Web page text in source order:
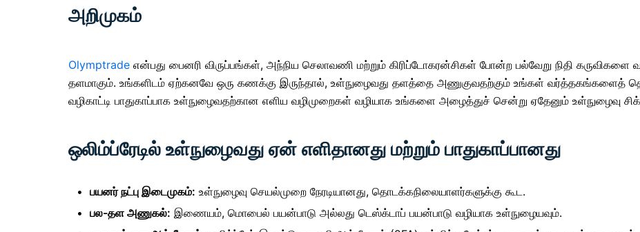
அறிமுகம்
Olymptrade என்பது பைனரி விருப்பங்கள், அந்நிய செலாவணி மற்றும் கிரிப்டோகரன்சிகள் போன்ற பல்வேறு நிதி
தளமாகும். உங்களிடம் ஏற்கனவே ஒரு கணக்கு இருந்தால், உள்நுழைவது தளத்தை அணுகுவதற்கும் உங்கள் வர்த்தகங்களைத்
வழிகாட்டி பாதுகாப்பாக உள்நுழைவதற்கான எளிய வழிமுறைகள் வழியாக உங்களை அழைத்துச் சென்று ஏதேனும் உள்நுழைவு
ஒலிம்ப்ரேடில் உள்நுழைவது ஏன் எளிதானது மற்றும் பாதுகாப்பானது
பயனர் நட்பு இடைமுகம்: உள்நுழைவு செயல்முறை நேரடியானது, தொடக்கநிலையாளர்களுக்கு கூட.
பல-தள அணுகல்: இணையம், மொபைல் பயன்பாடு அல்லது டெஸ்க்டாப் பயன்பாடு வழியாக உள்நுழையவும்.